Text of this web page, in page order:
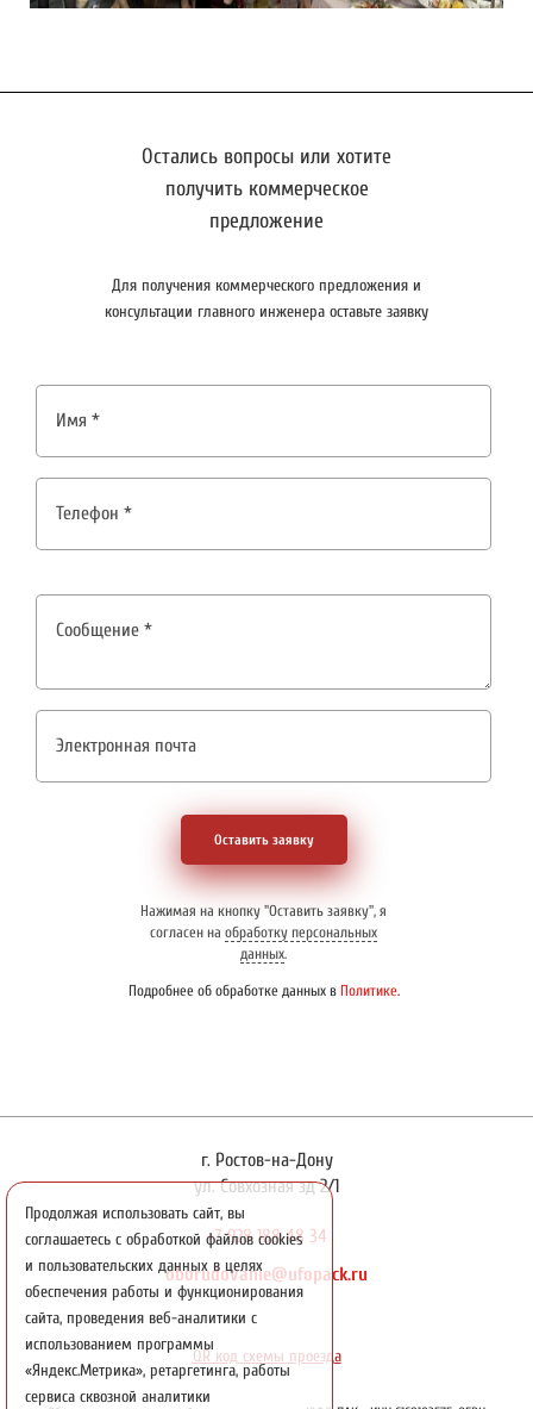
Остались вопросы или хотите
получить коммерческое
предложение
Для получения коммерческого предложения и
консультации главного инженера оставьте заявку
Оставить заявку
Нажимая на кнопку "Оставить заявку", я
согласен на обработку персональных
данных.
Подробнее об обработке данных в Политике.
г. Ростов-на-Дону
ул. Совхозная зд 2/1
+7 928 188 48 34
oborudovanie@ufopack.ru
QR код схемы проезда
Продолжая использовать сайт, вы
соглашаетесь с обработкой файлов cookies
и пользовательских данных в целях
обеспечения работы и функционирования
сайта, проведения веб-аналитики с
использованием программы
«Яндекс.Метрика», ретаргетинга, работы
сервиса сквозной аналитики